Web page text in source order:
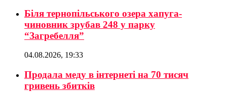
Біля тернопільського озера хапуга-
чиновник зрубав 248 у парку
“Загребелля”
04.08.2026, 19:33
Продала меду в інтернеті на 70 тисяч
гривень збитків